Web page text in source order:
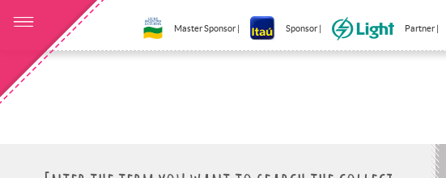
Master Sponsor | Sponsor | Partner |